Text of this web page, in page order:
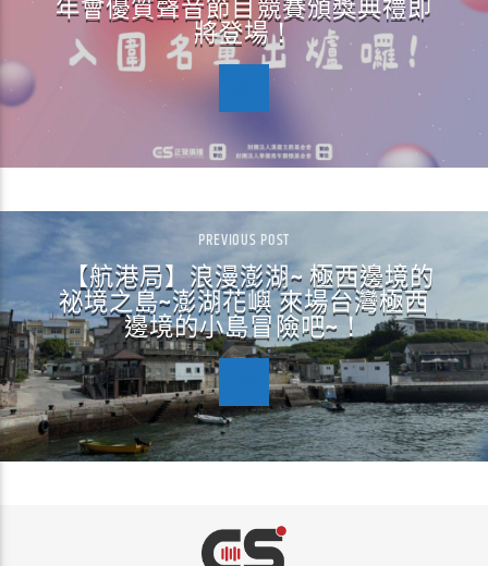
年會優質聲音節目競賽頒獎典禮即
將登場！
PREVIOUS POST
【航港局】浪漫澎湖~ 極西邊境的
祕境之島~澎湖花嶼 來場台灣極西
邊境的小島冒險吧~！